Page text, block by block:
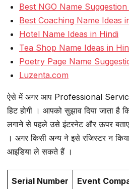
Best NGO Name
Best Coaching Name Ideas
Hotel Name Ideas in Hindi
Tea Shop Name Ideas in
Poetry Page Name
Luzenta.com
ऐसे में अगर आप Professional
हिट होगी । आपको सुझाव दिया जाता है
लगाने से पहले उसे इंटरनेट और ऊपर
। अगर किसी अन्य ने इसे रजिस्टर न
आइडिया ले सकते हैं ।
Serial Number Event